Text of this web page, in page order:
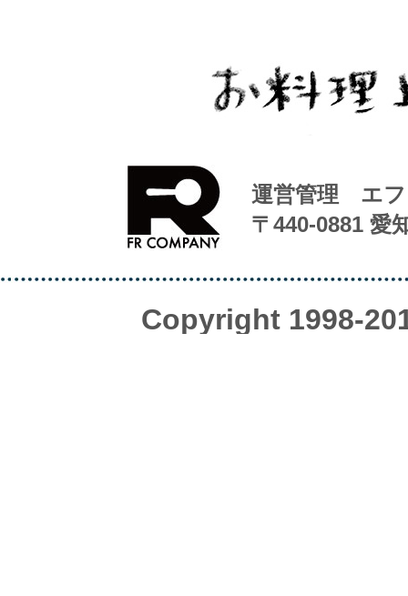
運営管理 エフ
〒440-0881 愛
Copyright 1998-